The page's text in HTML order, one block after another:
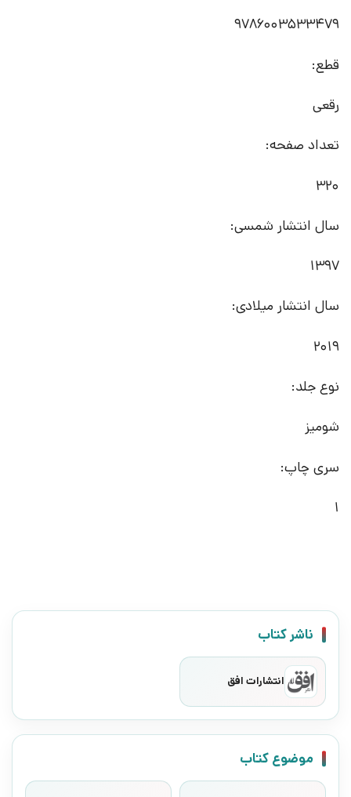
9786003533479
قطع:
رقعی
تعداد صفحه:
320
سال انتشار شمسی:
1397
سال انتشار میلادی:
2019
نوع جلد:
شومیز
سری چاپ:
1
ناشر کتاب
انتشارات افق
موضوع کتاب